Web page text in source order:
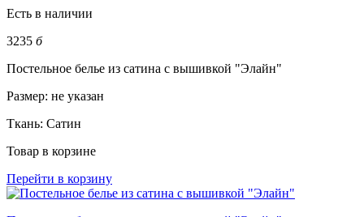
Есть в наличии
3235 б
Постельное белье из сатина с вышивкой "Элайн"
Размер: не указан
Ткань: Сатин
Товар в корзине
Перейти в корзину